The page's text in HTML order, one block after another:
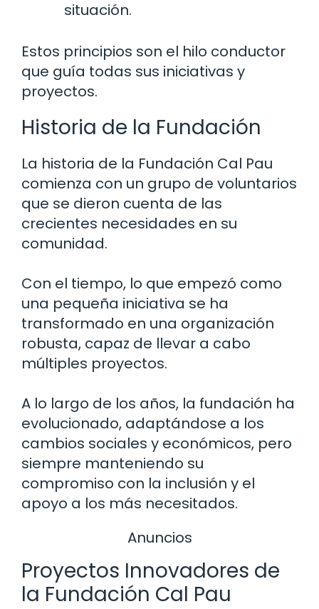
situación.
Estos principios son el hilo conductor
que guía todas sus iniciativas y
proyectos.
Historia de la Fundación
La historia de la Fundación Cal Pau
comienza con un grupo de voluntarios
que se dieron cuenta de las
crecientes necesidades en su
comunidad.
Con el tiempo, lo que empezó como
una pequeña iniciativa se ha
transformado en una organización
robusta, capaz de llevar a cabo
múltiples proyectos.
A lo largo de los años, la fundación ha
evolucionado, adaptándose a los
cambios sociales y económicos, pero
siempre manteniendo su
compromiso con la inclusión y el
apoyo a los más necesitados.
Anuncios
Proyectos Innovadores de
la Fundación Cal Pau